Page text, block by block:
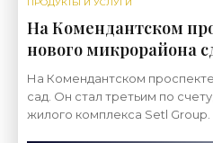
На Комендантском
нового микрорайона
«Свежие новости
На Комендантском
сад. Он стал третьим по
жилого комплекса Setl